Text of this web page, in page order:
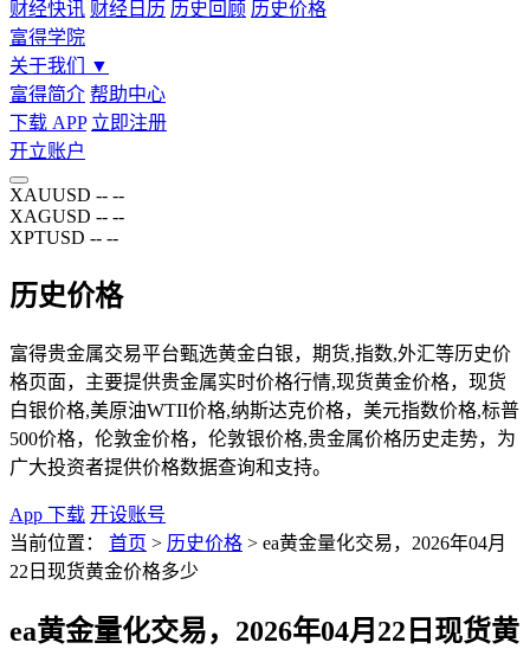
财经快讯 财经日历 历史回顾 历史价格
富得学院
关于我们
▼
富得简介 帮助中心
下载 APP 立即注册
开立账户
XAUUSD -- --
XAGUSD -- --
XPTUSD -- --
历史价格
富得贵金属交易平台甄选黄金白银，期货,指数,外汇等历史价
格页面，主要提供贵金属实时价格行情,现货黄金价格，现货
白银价格,美原油WTII价格,纳斯达克价格，美元指数价格,标普
500价格，伦敦金价格，伦敦银价格,贵金属价格历史走势，为
广大投资者提供价格数据查询和支持。
App 下载 开设账号
当前位置：
首页 > 历史价格 > ea黄金量化交易，2026年04月
22日现货黄金价格多少
ea黄金量化交易，2026年04月22日现货黄